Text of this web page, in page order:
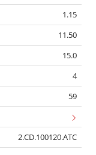
1.15
11.50
15.0
4
59
2.CD.100120.ATC